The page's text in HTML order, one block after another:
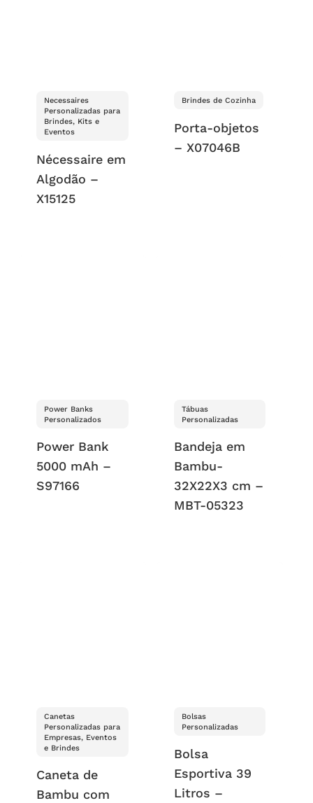
Necessaires
Personalizadas para
Brindes, Kits e
Eventos
Nécessaire em
Algodão –
X15125
Brindes de Cozinha
Porta-objetos
– X07046B
Power Banks
Personalizados
Power Bank
5000 mAh –
S97166
Tábuas
Personalizadas
Bandeja em
Bambu-
32X22X3 cm –
MBT-05323
Canetas
Personalizadas para
Empresas, Eventos
e Brindes
Caneta de
Bambu com
Bolsas
Personalizadas
Bolsa
Esportiva 39
Litros –